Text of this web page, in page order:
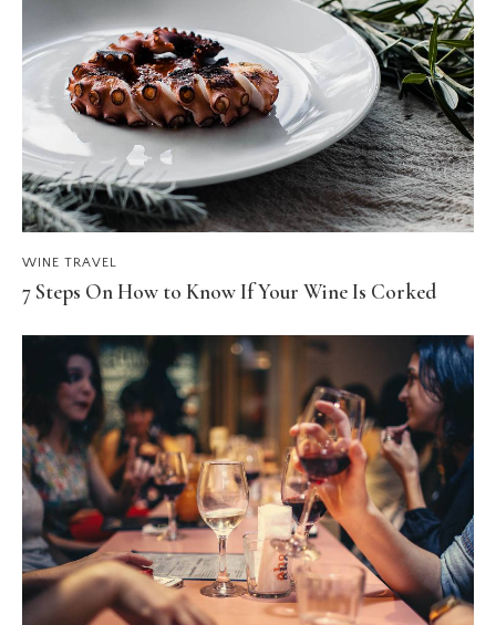
WINE TRAVEL
7 Steps On How to Know If Your Wine Is Corked